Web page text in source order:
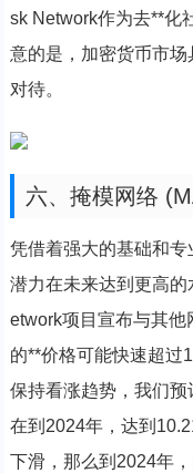
sk Network作为去**化
意的是，加密货币市
对待。
六、掩模网络
凭借着强大的基础和
潜力在未来达到更高
etwork项目宣布与其
的**价格可能快速超过
保持看涨趋势，我们
在到2024年，达到
下滑，那么到2024年